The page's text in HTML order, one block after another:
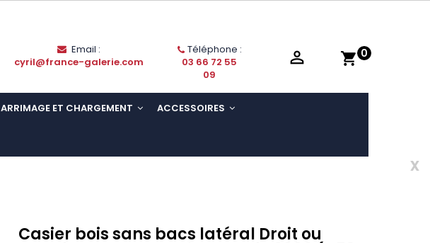
shopping_cart 0
Email :
cyril@france-galerie.com
Téléphone :
03 66 72 55
09

ARRIMAGE ET CHARGEMENT ACCESSOIRES
x
Casier bois sans bacs latéral Droit ou